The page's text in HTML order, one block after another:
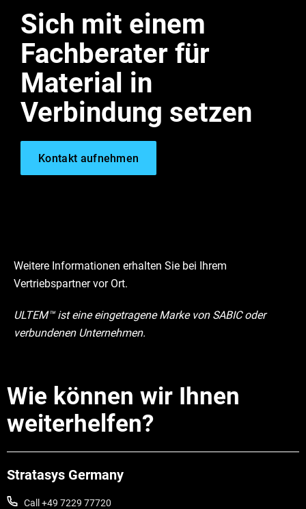
Sich mit einem
Fachberater für
Material in
Verbindung setzen
Kontakt aufnehmen
Weitere Informationen erhalten Sie bei Ihrem
Vertriebspartner vor Ort.
ULTEM™ ist eine eingetragene Marke von SABIC oder
verbundenen Unternehmen.
Wie können wir Ihnen
weiterhelfen?
Stratasys Germany
Call +49 7229 77720